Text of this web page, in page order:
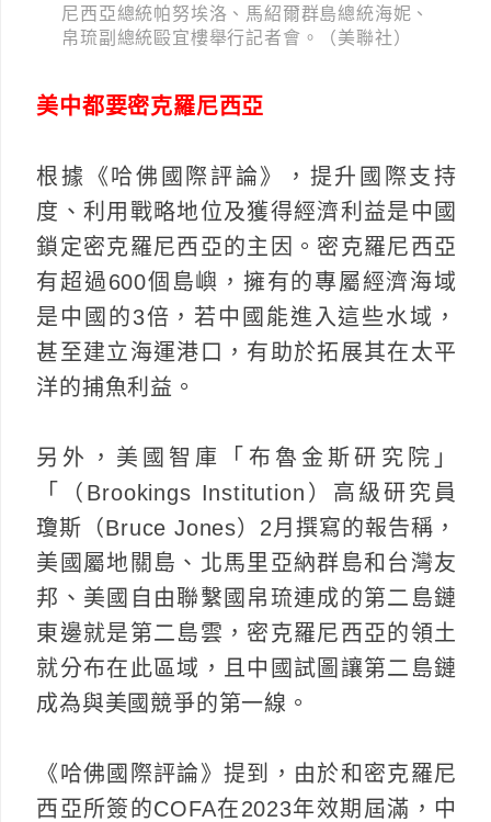
尼西亞總統帕努埃洛、馬紹爾群島總統海妮、
帛琉副總統毆宜樓舉行記者會。（美聯社）
美中都要密克羅尼西亞
根據《哈佛國際評論》，提升國際支持
度、利用戰略地位及獲得經濟利益是中國
鎖定密克羅尼西亞的主因。密克羅尼西亞
有超過600個島嶼，擁有的專屬經濟海域
是中國的3倍，若中國能進入這些水域，
甚至建立海運港口，有助於拓展其在太平
洋的捕魚利益。
另外，美國智庫「布魯金斯研究院」
「（Brookings Institution）高級研究員
瓊斯（Bruce Jones）2月撰寫的報告稱，
美國屬地關島、北馬里亞納群島和台灣友
邦、美國自由聯繫國帛琉連成的第二島鏈
東邊就是第二島雲，密克羅尼西亞的領土
就分布在此區域，且中國試圖讓第二島鏈
成為與美國競爭的第一線。
《哈佛國際評論》提到，由於和密克羅尼
西亞所簽的COFA在2023年效期屆滿，中